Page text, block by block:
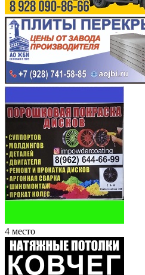
4 место